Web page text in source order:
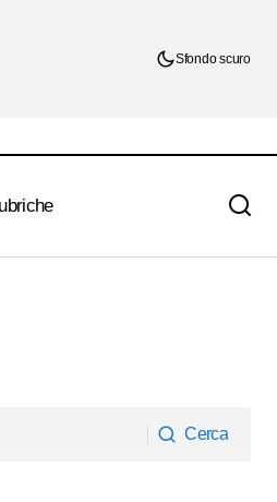
Sfondo scuro
Cerca